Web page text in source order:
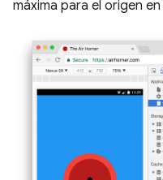
máxima para el origen